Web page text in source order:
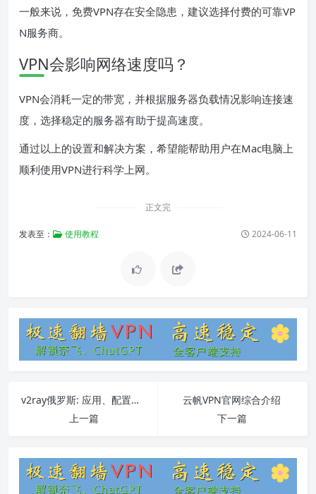
一般来说，免费VPN存在安全隐患，建议选择付费的可靠VP
N服务商。
VPN会影响网络速度吗？
VPN会消耗一定的带宽，并根据服务器负载情况影响连接速
度，选择稳定的服务器有助于提高速度。
通过以上的设置和解决方案，希望能帮助用户在Mac电脑上
顺利使用VPN进行科学上网。
正文完
发表至： 使用教程 2024-06-11
v2ray俄罗斯: 应用、配置指南和常见问题
上一篇
云帆VPN官网综合介绍
下一篇